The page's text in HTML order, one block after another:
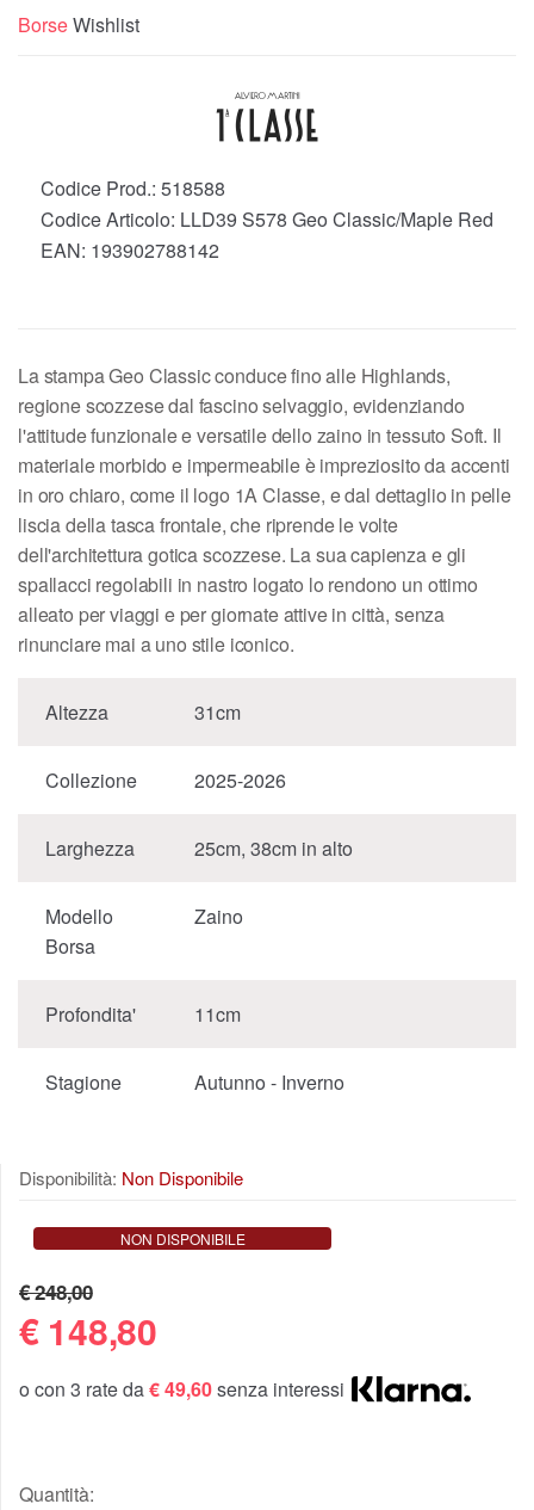
BorseWishlist
Codice Prod.: 518588
Codice Articolo: LLD39 S578 Geo Classic/Maple Red
EAN: 193902788142
La stampa Geo Classic conduce fino alle Highlands,
regione scozzese dal fascino selvaggio, evidenziando
l'attitude funzionale e versatile dello zaino in tessuto Soft. Il
materiale morbido e impermeabile è impreziosito da accenti
in oro chiaro, come il logo 1A Classe, e dal dettaglio in pelle
liscia della tasca frontale, che riprende le volte
dell'architettura gotica scozzese. La sua capienza e gli
spallacci regolabili in nastro logato lo rendono un ottimo
alleato per viaggi e per giornate attive in città, senza
rinunciare mai a uno stile iconico.
Altezza 31cm
Collezione 2025-2026
Larghezza 25cm, 38cm in alto
Modello
Borsa
Zaino
Profondita' 11cm
Stagione Autunno - Inverno
Disponibilità: Non Disponibile
NON DISPONIBILE
€ 248,00
€ 148,80
o con 3 rate da€ 49,60senza interessi
Quantità: